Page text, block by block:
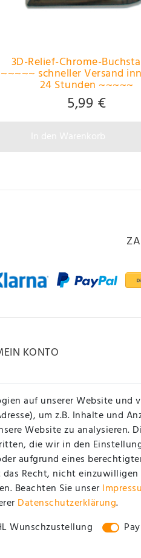
3D-Relief-Chrome-
~~~~~ schneller Versand
24 Stunden ~~~~~
5,99 €
KONTO
auf unserer Website und
um z.B. Inhalte und
Website zu analysieren.
die wir in den
aufgrund eines
Recht, nicht
Beachten Sie unser
Daten­schutz­erklärung.
Wunschzustellung